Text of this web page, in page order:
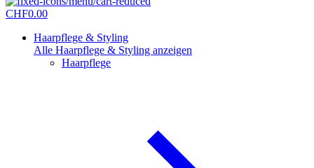
CHF0.00
Haarpflege & Styling
Alle Haarpflege & Styling anzeigen
Haarpflege